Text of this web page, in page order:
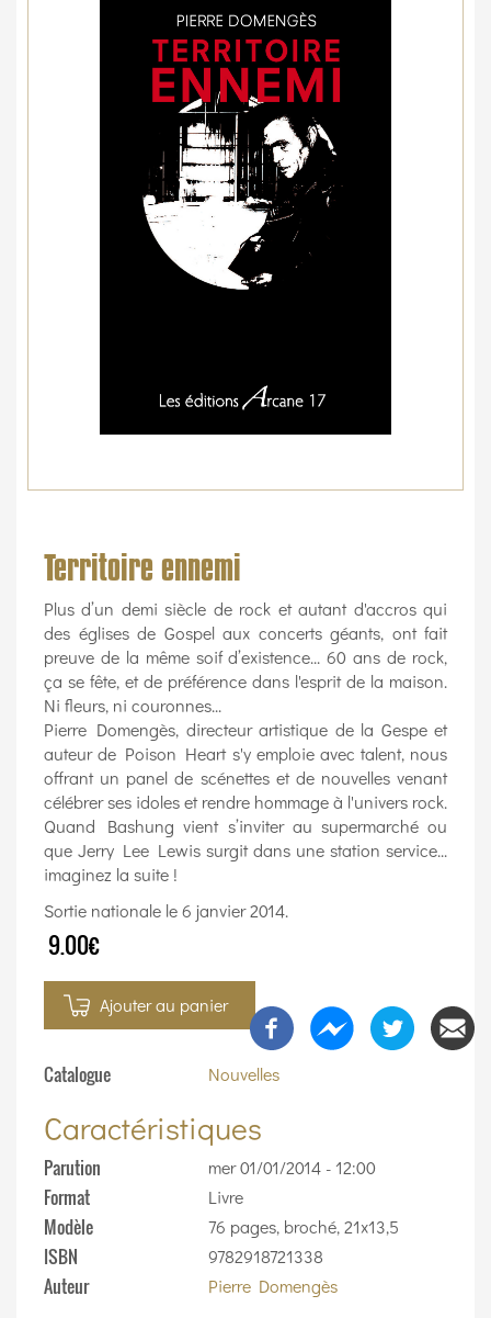
Territoire ennemi
Plus d’un demi siècle de rock et autant d'accros qui
des églises de Gospel aux concerts géants, ont fait
preuve de la même soif d’existence... 60 ans de rock,
ça se fête, et de préférence dans l'esprit de la maison.
Ni fleurs, ni couronnes...
Pierre Domengès, directeur artistique de la Gespe et
auteur de Poison Heart s'y emploie avec talent, nous
offrant un panel de scénettes et de nouvelles venant
célébrer ses idoles et rendre hommage à l'univers rock.
Quand Bashung vient s’inviter au supermarché ou
que Jerry Lee Lewis surgit dans une station service...
imaginez la suite !
Sortie nationale le 6 janvier 2014.
9.00€
Ajouter au panier
Catalogue Nouvelles
Caractéristiques
Parution mer 01/01/2014 - 12:00
Format Livre
Modèle 76 pages, broché, 21x13,5
ISBN 9782918721338
Auteur Pierre Domengès